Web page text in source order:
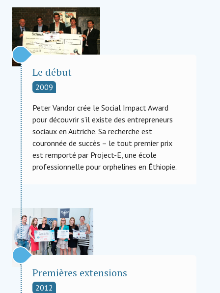
Le début
2009
Peter Vandor crée le Social Impact Award
pour découvrir s’il existe des entrepreneurs
sociaux en Autriche. Sa recherche est
couronnée de succès – le tout premier prix
est remporté par Project-E, une école
professionnelle pour orphelines en Éthiopie.
Premières extensions
2012